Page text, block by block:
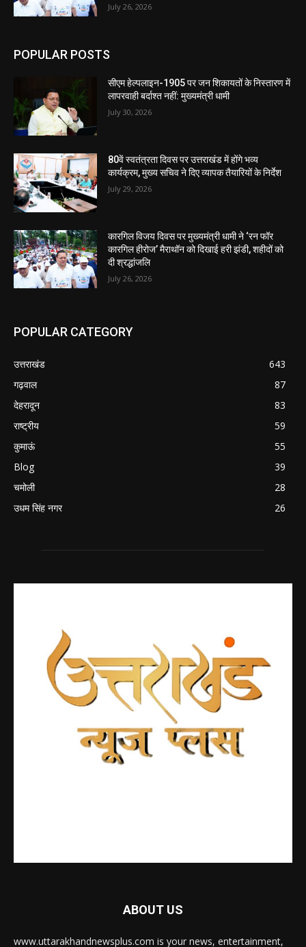
July 26, 2026
POPULAR POSTS
सीएम हेल्पलाइन-1905 पर जन शिकायतों के निस्तारण में
लापरवाही बर्दाश्त नहीं: मुख्यमंत्री धामी
July 30, 2026
80वें स्वतंत्रता दिवस पर उत्तराखंड में होंगे भव्य
कार्यक्रम, मुख्य सचिव ने दिए व्यापक तैयारियों के निर्देश
July 29, 2026
कारगिल विजय दिवस पर मुख्यमंत्री धामी ने ‘रन फॉर
कारगिल हीरोज’ मैराथॉन को दिखाई हरी झंडी, शहीदों को
दी श्रद्धांजलि
July 26, 2026
POPULAR CATEGORY
उत्तराखंड
643
गढ़वाल
87
देहरादून
83
राष्ट्रीय
59
कुमाऊं
55
Blog
39
चमोली
28
उधम सिंह नगर
26
ABOUT US
www.uttarakhandnewsplus.com is your news, entertainment,